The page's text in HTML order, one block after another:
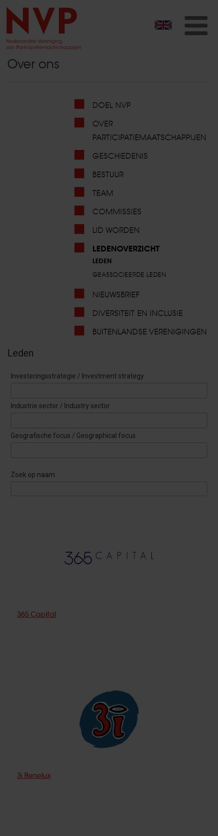
Over ons
DOEL NVP
OVER
PARTICIPATIEMAATSCHAPPIJEN
GESCHIEDENIS
BESTUUR
TEAM
COMMISSIES
LID WORDEN
LEDENOVERZICHT
LEDEN
GEASSOCIEERDE LEDEN
NIEUWSBRIEF
DIVERSITEIT EN INCLUSIE
BUITENLANDSE VERENIGINGEN
Leden
Investeringsstrategie / Investment strategy
Industrie sector / Industry sector
Geografische focus / Geographical focus
Zoek op naam
365 Capital
3i Benelux